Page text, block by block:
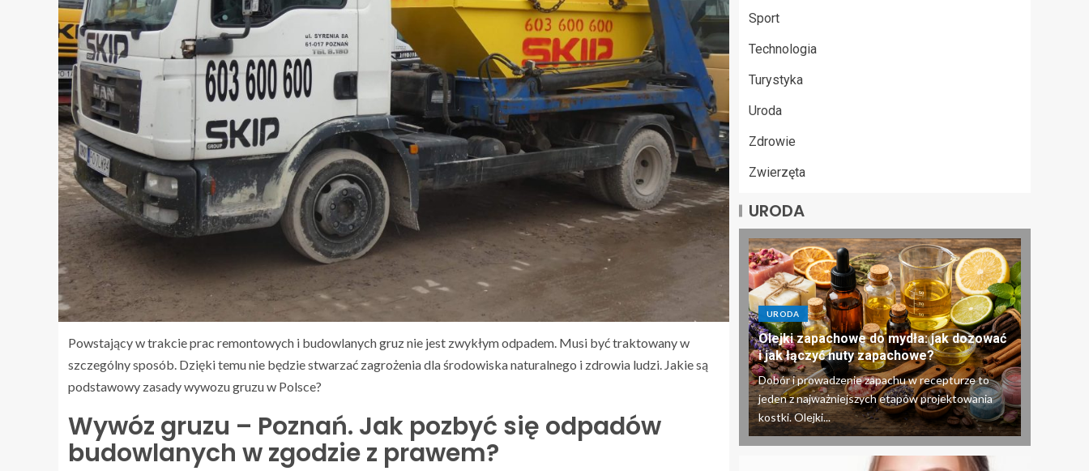
Powstający w trakcie prac remontowych i budowlanych gruz nie jest zwykłym odpadem. Musi być traktowany w
szczególny sposób. Dzięki temu nie będzie stwarzać zagrożenia dla środowiska naturalnego i zdrowia ludzi. Jakie są
podstawowy zasady wywozu gruzu w Polsce?
Wywóz gruzu – Poznań. Jak pozbyć się odpadów
budowlanych w zgodzie z prawem?
Sport
Technologia
Turystyka
Uroda
Zdrowie
Zwierzęta
URODA
URODA
Olejki zapachowe do mydła: jak dozować
i jak łączyć nuty zapachowe?
Dobór i prowadzenie zapachu w recepturze to
jeden z najważniejszych etapów projektowania
kostki. Olejki...